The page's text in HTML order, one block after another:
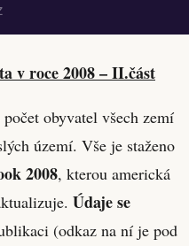
v roce 2008 – II.část
obyvatel všech zemí
území. Vše je staženo
2008, kterou americká
Údaje se
(odkaz na ní je pod